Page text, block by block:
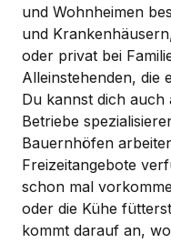
und Wohnheimen
und
oder privat bei
Alleinstehenden, die
Du kannst dich
Betriebe
Bauernhöfen
Freizeitangebote
schon mal
oder die Kühe
kommt darauf an,